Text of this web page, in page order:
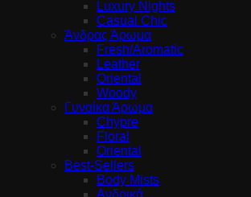
Luxury Nights
Casual Chic
Άνδρας Άρωμα
Fresh/Aromatic
Leather
Oriental
Woody
Γυναίκα Άρωμα
Chypre
Floral
Oriental
Best-Sellers
Body Mists
Ανδρικά